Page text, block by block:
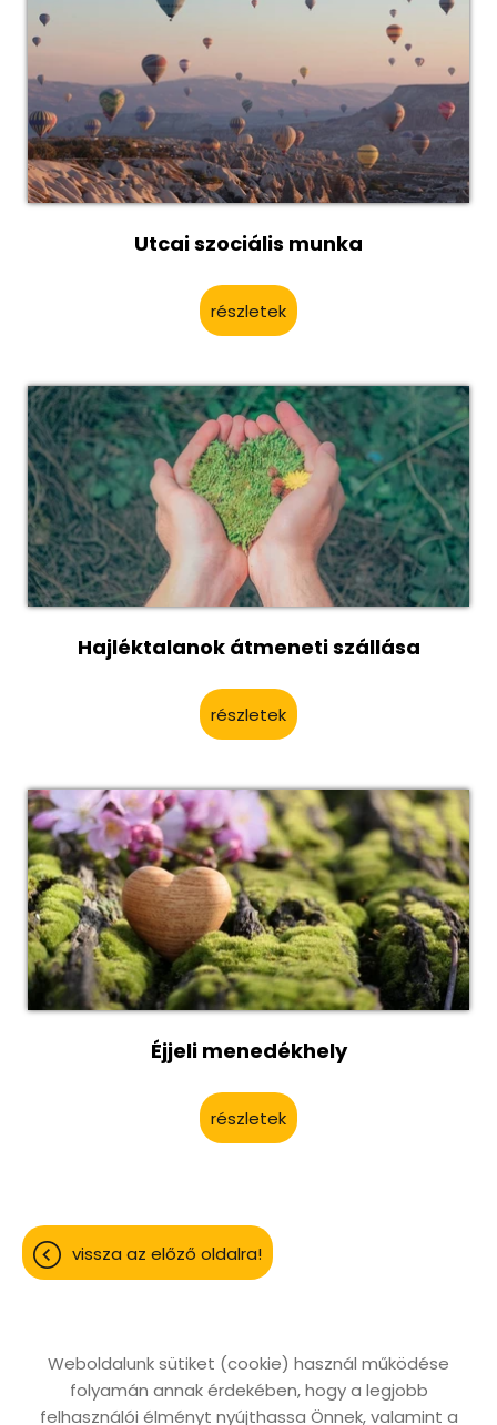
Utcai szociális munka
részletek
Hajléktalanok átmeneti szállása
részletek
Éjjeli menedékhely
részletek
vissza az előző oldalra!
Oldal információk Adatkezelési tájékoztató
Weboldalunk sütiket (cookie) használ működése
folyamán annak érdekében, hogy a legjobb
felhasználói élményt nyújthassa Önnek, valamint a